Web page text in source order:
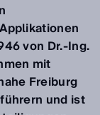
von Dr.-Ing.
mit
Freiburg
und ist